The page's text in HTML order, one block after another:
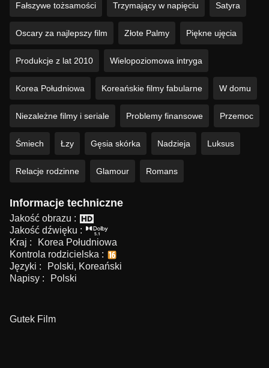
Fałszywe tożsamości Trzymający w napięciu Satyra
Oscary za najlepszy film Złote Palmy Piękne ujęcia
Produkcje z lat 2010 Wielopoziomowa intryga
Korea Południowa Koreańskie filmy fabularne W domu
Niezależne filmy i seriale Problemy finansowe Przemoc
Śmiech Łzy Gęsia skórka Nadzieja Luksus
Relacje rodzinne Glamour Romans
Informacje techniczne
Jakość obrazu :
Jakość dźwięku :
Kraj :
Korea Południowa
Kontrola rodzicielska :
Języki :
Polski, Koreański
Napisy :
Polski
Gutek Film